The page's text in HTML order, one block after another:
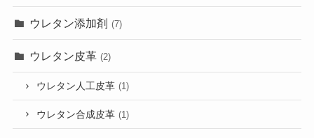
ウレタン添加剤 (7)
ウレタン皮革 (2)
ウレタン人工皮革 (1)
ウレタン合成皮革 (1)